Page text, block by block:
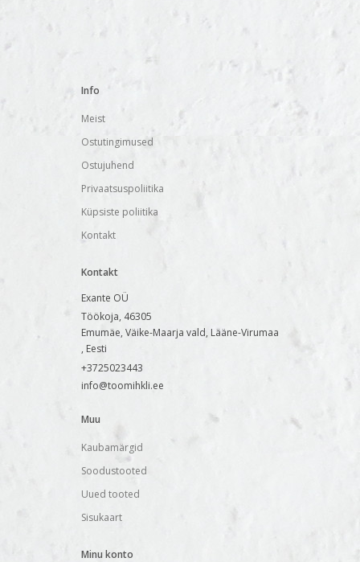
Info
Meist
Ostutingimused
Ostujuhend
Privaatsuspoliitika
Küpsiste poliitika
Kontakt
Kontakt
Exante OÜ
Töökoja, 46305
Emumäe, Väike-Maarja vald, Lääne-Virumaa
, Eesti
+3725023443
info@toomihkli.ee
Muu
Kaubamärgid
Soodustooted
Uued tooted
Sisukaart
Minu konto